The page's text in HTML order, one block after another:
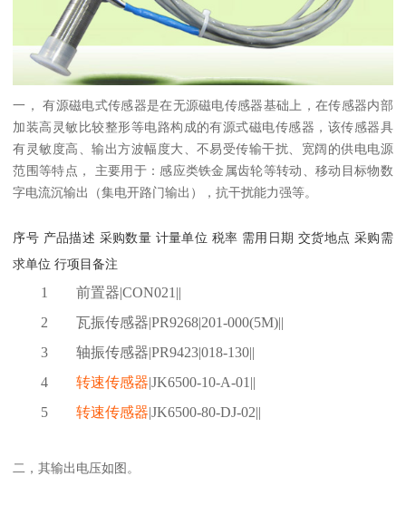
一， 有源磁电式传感器是在无源磁电传感器基础上，在传感器内部
加装高灵敏比较整形等电路构成的有源式磁电传感器，该传感器具
有灵敏度高、输出方波幅度大、不易受传输干扰、宽阔的供电电源
范围等特点， 主要用于：感应类铁金属齿轮等转动、移动目标物数
字电流沉输出（集电开路门输出），抗干扰能力强等。
序号 产品描述 采购数量 计量单位 税率 需用日期 交货地点 采购需
求单位 行项目备注
1 前置器|CON021||
2
瓦振传感器|PR9268|201-000(5M)||
3
轴振传感器|PR9423|018-130||
4
转速传感器|JK6500-10-A-01||
5
转速传感器|JK6500-80-DJ-02||
二，其输出电压如图。